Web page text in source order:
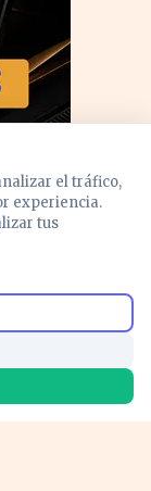
el tráfico,
experiencia.
tus